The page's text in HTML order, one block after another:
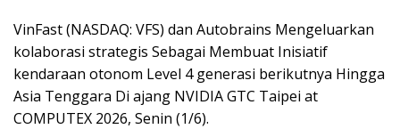
VinFast (NASDAQ: VFS) dan Autobrains Mengeluarkan
kolaborasi strategis Sebagai Membuat Inisiatif
kendaraan otonom Level 4 generasi berikutnya Hingga
Asia Tenggara Di ajang NVIDIA GTC Taipei at
COMPUTEX 2026, Senin (1/6).